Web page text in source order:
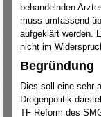
behandelnden
muss umfassend
aufgeklärt werden.
nicht im
Begründung
Dies soll eine sehr
Drogenpolitik
TF Reform des